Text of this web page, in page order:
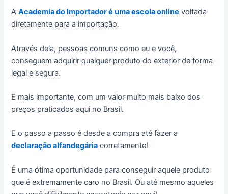
AAcademia do Importador é uma escola online voltada
diretamente para a importação.
Através dela, pessoas comuns como eu e você,
conseguem adquirir qualquer produto do exterior de forma
legal e segura.
E mais importante, com um valor muito mais baixo dos
preços praticados aqui no Brasil.
E o passo a passo é desde a compra até fazer a
declaração alfandegária corretamente!
É uma ótima oportunidade para conseguir aquele produto
que é extremamente caro no Brasil. Ou até mesmo aqueles